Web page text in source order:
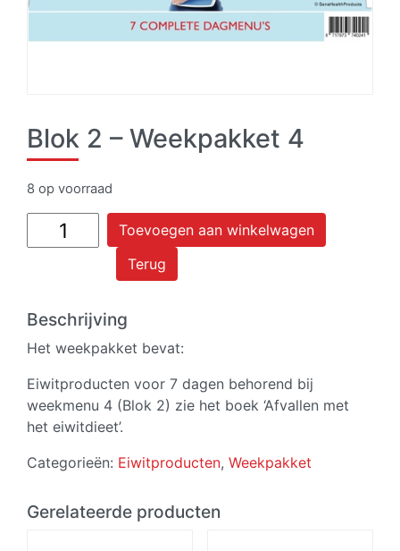
Blok 2 – Weekpakket 4
8 op voorraad
2
4
aantal
Toevoegen aan winkelwagen
Terug
Beschrijving
Het weekpakket bevat:
Eiwitproducten voor 7 dagen behorend bij
weekmenu 4 (Blok 2) zie het boek ‘Afvallen met
het eiwitdieet’.
Categorieën: Eiwitproducten, Weekpakket
Gerelateerde producten